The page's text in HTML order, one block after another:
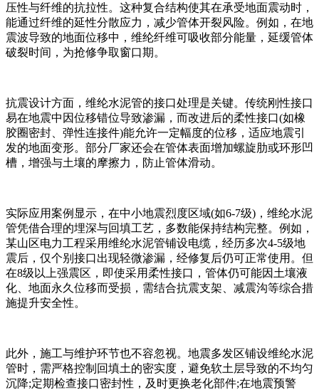
压性与纤维的抗拉性。这种复合结构使其在承受地面震动时，
能通过纤维的延性分散应力，减少管体开裂风险。例如，在地
震波导致的地面位移中，维纶纤维可吸收部分能量，延缓管体
破裂时间，为抢修争取窗口期。
抗震设计方面，维纶水泥管的接口处理是关键。传统刚性接口
易在地震中因位移错位导致渗漏，而改进后的柔性接口(如橡
胶圈密封、弹性连接件)能允许一定幅度的位移，适应地震引
发的地面变形。部分厂家还会在管体表面增加螺旋肋或环形凹
槽，增强与土壤的摩擦力，防止管体滑动。
实际应用案例显示，在中小地震烈度区域(如6-7级)，维纶水泥
管凭借合理的埋深与回填工艺，多数能保持结构完整。例如，
某山区电力工程采用维纶水泥管铺设电缆，经历多次4-5级地
震后，仅个别接口出现轻微渗漏，经修复后仍可正常使用。但
在8级以上强震区，即使采用柔性接口，管体仍可能因土壤液
化、地面永久位移而受损，需结合抗震支架、减震沟等综合措
施提升安全性。
此外，施工与维护环节也不容忽视。地震多发区铺设维纶水泥
管时，需严格控制回填土的密实度，避免软土层导致的不均匀
沉降;定期检查接口密封性，及时更换老化部件;在地震预警